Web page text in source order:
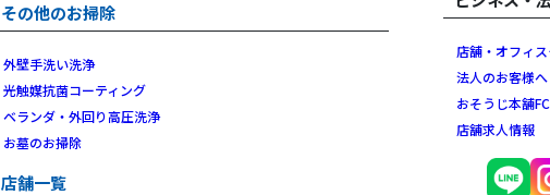
その他のお掃除
外壁手洗い洗浄
光触媒抗菌コーティング
ベランダ・外回り高圧洗浄
お墓のお掃除
店舗一覧
店舗・オフィ
法人のお客様へ
おそうじ本舗
店舗求人情報